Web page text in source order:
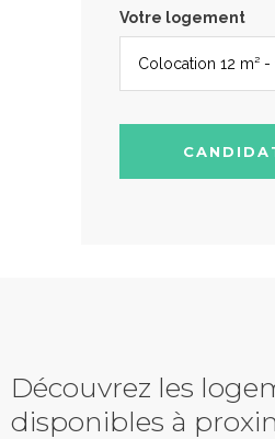
Votre logement
Découvrez les
disponibles à